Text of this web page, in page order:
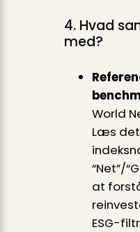
4. Hvad
med?
World
Læs
“Net”/
at
ESG-